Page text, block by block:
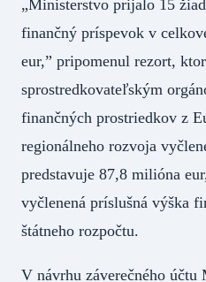
„Ministerstvo prijalo 15
finančný príspevok v
eur,” pripomenul rezort,
sprostredkovateľským
finančných prostriedkov z
regionálneho rozvoja
predstavuje 87,8 milióna
vyčlenená príslušná výška
štátneho rozpočtu.
V návrhu záverečného